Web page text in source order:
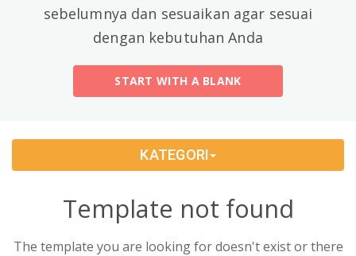
sebelumnya dan sesuaikan agar sesuai
dengan kebutuhan Anda
START WITH A BLANK
Fashion (3)
Food And Drink (7)
Music (2)
Personal Learning (8)
KATEGORI
Template not found
The template you are looking for doesn't exist or there